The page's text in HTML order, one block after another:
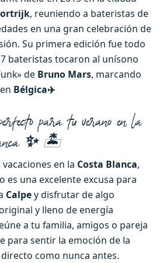
, reuniendo a bateristas de
en una gran celebración de
Su primera edición fue todo
bateristas tocaron al unísono
de Bruno Mars, marcando
en Bélgica✈️
para tu verano en la
✨ 🏝️
vacaciones en la Costa Blanca,
es una excelente excusa para
Calpey disfrutar de algo
y lleno de energía
a tu familia, amigos o pareja
para sentir la emoción de la
como nunca antes.